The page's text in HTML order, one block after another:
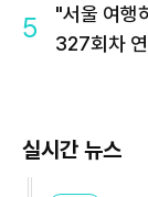
5
"서울 여행
327회차
실시간 뉴스